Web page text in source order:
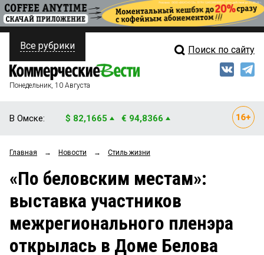
ПОЛИТИКА
ФИНАНСЫ
ОБЩЕСТВО
ЗАКОН
НОВОСТИ КОМПАНИЙ
Свежий выпуск
Рейтинги
Блоги
Архив
Все рубрики Поиск по сайту
Понедельник, 10 Августа
В Омске: $ 82,1665 € 94,8366
Главная → Новости → Стиль жизни
«По беловским местам»:
выставка участников
межрегионального пленэра
открылась в Доме Белова